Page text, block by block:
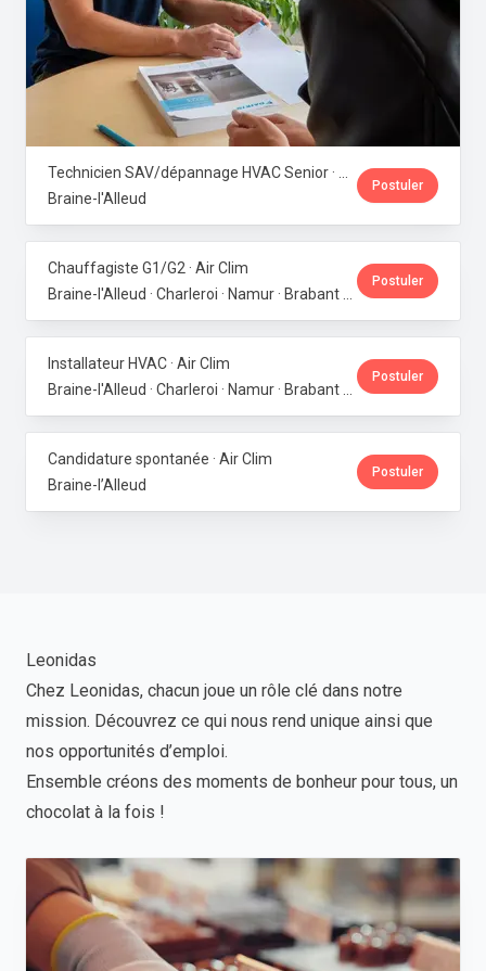
Braine-l'Alleud
Postuler
Chauffagiste G1/G2 · Air Clim
Postuler
Installateur HVAC · Air Clim
Postuler
Candidature spontanée · Air Clim
Braine-l’Alleud
Postuler
Leonidas
Chez Leonidas, chacun joue un rôle clé dans notre
mission. Découvrez ce qui nous rend unique ainsi que
nos opportunités d’emploi.
Ensemble créons des moments de bonheur pour tous, un
chocolat à la fois !